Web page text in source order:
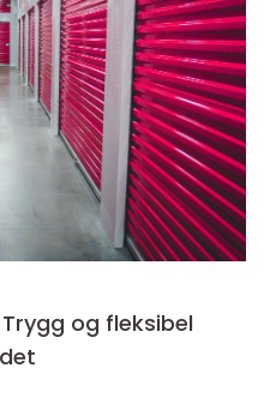
og fleksibel